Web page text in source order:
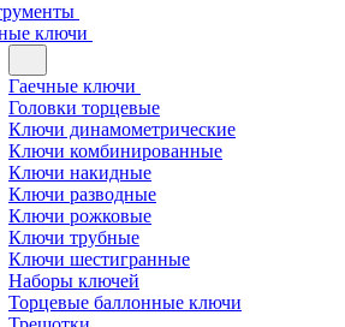
ключи
Гаечные ключи
Головки торцевые
Ключи динамометрические
Ключи комбинированные
Ключи накидные
Ключи разводные
Ключи рожковые
Ключи трубные
Ключи шестигранные
Наборы ключей
Торцевые баллонные ключи